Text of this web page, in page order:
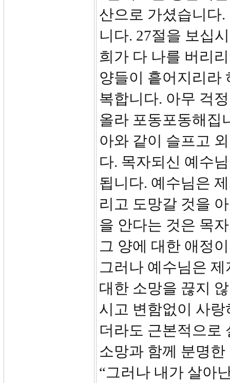
산으로 가셨습니다
니다. 27절을 보십
희가 다 나를 버리
양들이 흩어지리라
복합니다. 아무 걱
올라 포동포동해집
아와 같이 슬프고
다. 목자되신 예수
됩니다. 예수님은
리고 도망갈 것을
을 안다는 것은 목
그 양에 대한 애정
그러나 예수님은
대한 소망을 끊지
시고 변함없이 사
더라도 근본적으로
소망과 함께 분명
“그러나 내가 살아